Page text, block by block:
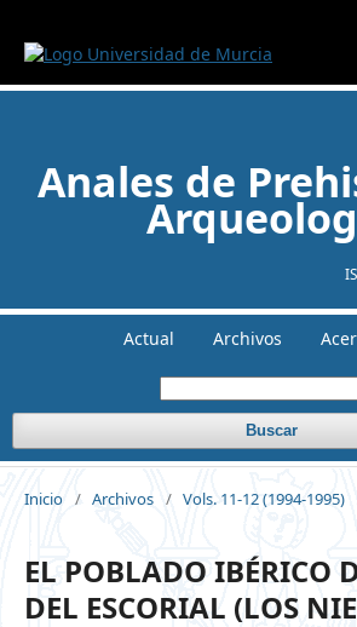
Anales de
Actual Archivos
Buscar
Inicio / Archivos / Vols. 11-12 (1994-1995)
EL POBLADO IBÉRICO
DEL ESCORIAL (LOS